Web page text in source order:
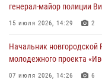
Новгородские
Телесюжет в программе
Новости часа." от 29 июля
генерал-майор полиции
15 июля 2026, 14:29 2
Начальник новгородской
молодежного проекта
07 июля 2026, 14:26 6